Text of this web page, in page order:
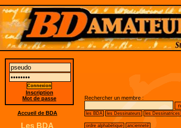
Rechercher un membre :
les BDA les Dessinateurs les Dessinatrices
ordre alphabétique ancienneté
Inscription
Mot de passe
Accueil de BDA
Les BDA